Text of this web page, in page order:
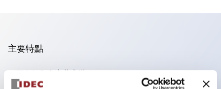
主要特點
可進行集合密著安裝